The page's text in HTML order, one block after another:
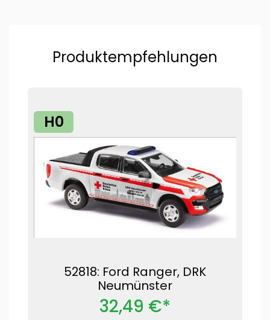
Produktempfehlungen
H0
52818: Ford Ranger, DRK
Neumünster
32,49 €*